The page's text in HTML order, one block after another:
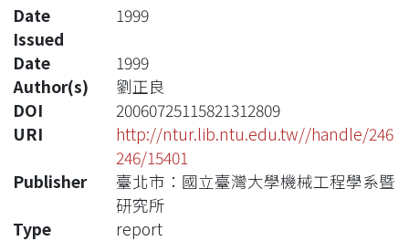
Date
Issued
1999
Date
1999
Author(s)
劉正良
DOI
20060725115821312809
URI
http://ntur.lib.ntu.edu.tw//handle/246
246/15401
Publisher
臺北市：國立臺灣大學機械工程學系暨
研究所
Type
report